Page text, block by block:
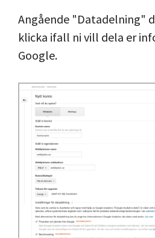
Angående "Datadelning"
klicka ifall ni vill dela er
Google.